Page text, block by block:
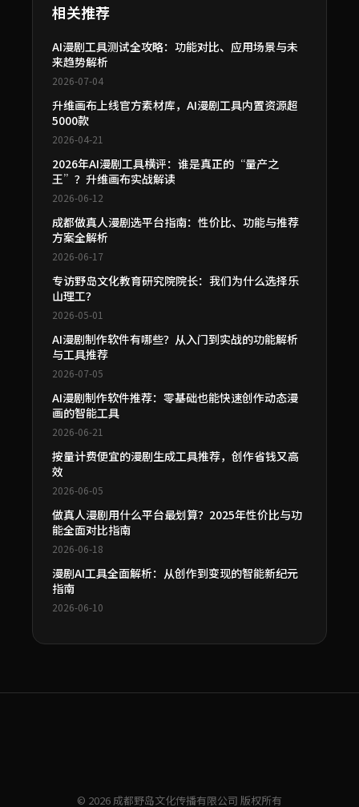
相关推荐
AI漫剧工具测试全攻略：功能对比、应用场景与未
来趋势解析
2026-07-04
升维画布上线官方素材库，AI漫剧工具内置资源超
5000款
2026-04-21
2026年AI漫剧工具横评：谁是真正的“量产之
王”？升维画布实战解读
2026-06-12
成都做真人漫剧选平台指南：性价比、功能与推荐
方案全解析
2026-06-17
专访野岛文化教育研究院院长：我们为什么选择乐
山理工？
2026-05-01
AI漫剧制作软件有哪些？从入门到实战的功能解析
与工具推荐
2026-07-05
AI漫剧制作软件推荐：零基础也能快速创作动态漫
画的智能工具
2026-06-21
按量计费便宜的漫剧生成工具推荐，创作省钱又高
效
2026-06-05
做真人漫剧用什么平台最划算？2025年性价比与功
能全面对比指南
2026-06-18
漫剧AI工具全面解析：从创作到变现的智能新纪元
指南
2026-06-10
© 2026 成都野岛文化传播有限公司 版权所有